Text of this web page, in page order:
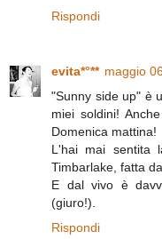
Rispondi
evita*°** maggio
"Sunny side up" è
miei soldini!
Domenica mattina!
L'hai mai sentita
Timbarlake, fatta
E dal vivo è
(giuro!).
Rispondi